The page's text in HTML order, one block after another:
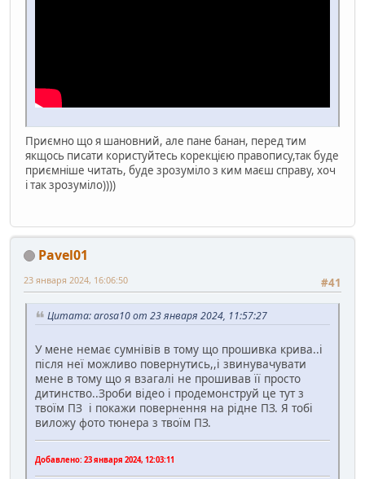
Приємно що я шановний, але пане банан, перед тим
якщось писати користуйтесь корекцією правопису,так буде
приємніше читать, буде зрозуміло з ким маєш справу, хоч
і так зрозуміло))))
Pavel01
#41
23 января 2024, 16:06:50
Цитата: arosa10 от 23 января 2024, 11:57:27
У мене немає сумнівів в тому що прошивка крива..і
після неї можливо повернутись,,і звинувачувати
мене в тому що я взагалі не прошивав її просто
дитинство..Зроби відео і продемонструй це тут з
твоїм ПЗ і покажи повернення на рідне ПЗ. Я тобі
виложу фото тюнера з твоїм ПЗ.
Добавлено: 23 января 2024, 12:03:11